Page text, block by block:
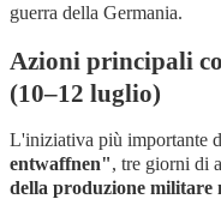
guerra della Germania.
Azioni principali
(10–12 luglio)
L'iniziativa più importante
entwaffnen", tre giorni di
della produzione militare